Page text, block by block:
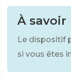
À savoir
Le dispositif
si vous êtes